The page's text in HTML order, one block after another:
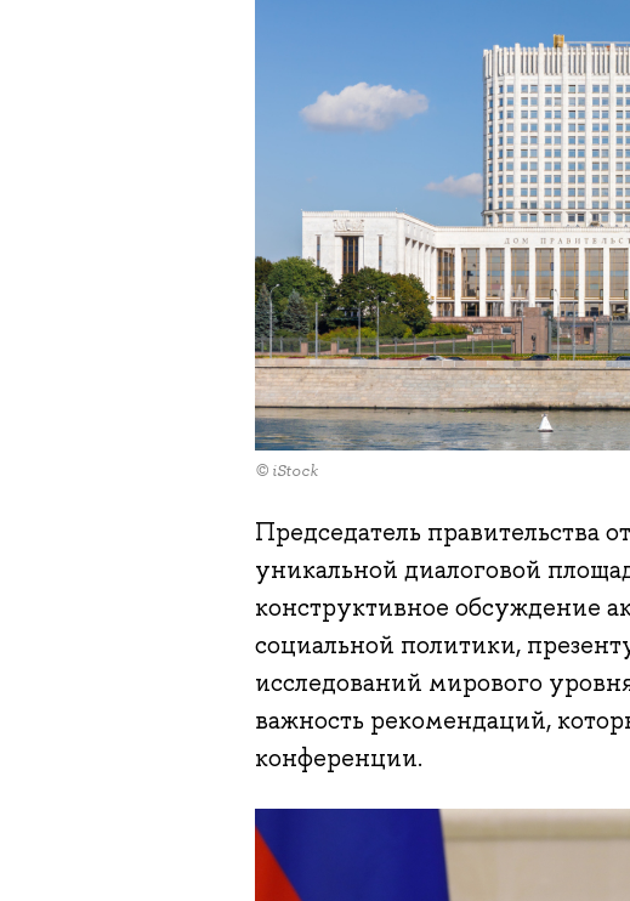
© iStock
Председатель правительства
уникальной диалоговой
конструктивное обсуждение
социальной политики,
исследований мирового
важность рекомендаций,
конференции.